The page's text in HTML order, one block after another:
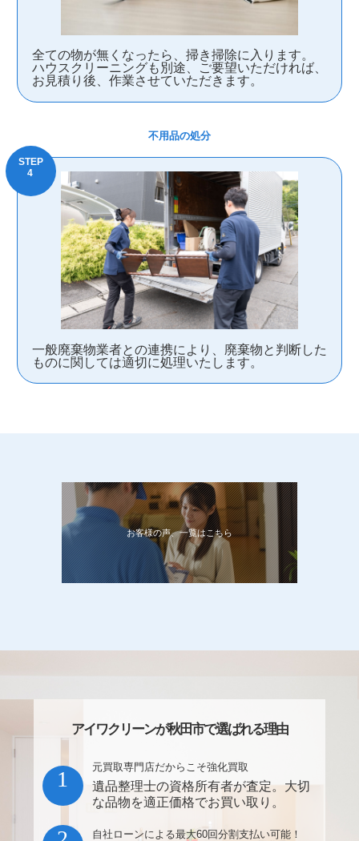
全ての物が無くなったら、掃き掃除に入ります。
ハウスクリーニングも別途、ご要望いただければ、
お見積り後、作業させていただきます。
不用品の処分
一般廃棄物業者との連携により、廃棄物と判断した
ものに関しては適切に処理いたします。
お客様の声、一覧はこちら
アイワクリーンが秋田市で選ばれる理由
元買取専門店だからこそ強化買取
遺品整理士の資格所有者が査定。大切
な品物を適正価格でお買い取り。
1
自社ローンによる最大60回分割支払い可能！